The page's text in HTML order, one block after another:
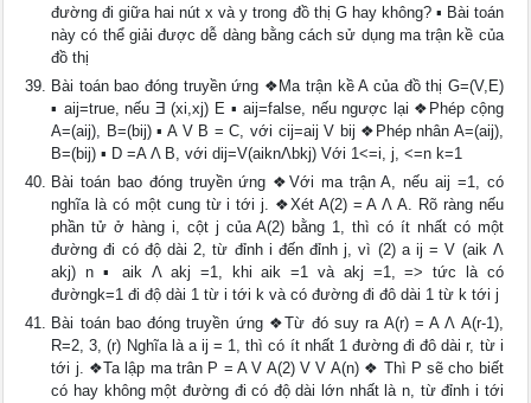
đường đi giữa hai nút x và y trong đồ thị G hay không? ▪ Bài toán
này có thể giải được dễ dàng bằng cách sử dụng ma trận kề của
đồ thị
Bài toán bao đóng truyền ứng ❖Ma trận kề A của đồ thị G=(V,E)
▪ aij=true, nếu Ǝ (xi,xj) E ▪ aij=false, nếu ngược lại ❖Phép cộng
A=(aij), B=(bij) ▪ A V B = C, với cij=aij V bij ❖Phép nhân A=(aij),
B=(bij) ▪ D =A Λ B, với dij=V(aiknΛbkj) Với 1<=i, j, <=n k=1
Bài toán bao đóng truyền ứng ❖Với ma trận A, nếu aij =1, có
nghĩa là có một cung từ i tới j. ❖Xét A(2) = A Λ A. Rõ ràng nếu
phần tử ở hàng i, cột j của A(2) bằng 1, thì có ít nhất có một
đường đi có độ dài 2, từ đỉnh i đến đỉnh j, vì (2) a ij = V (aik Λ
akj) n ▪ aik Λ akj =1, khi aik =1 và akj =1, => tức là có
đườngk=1 đi độ dài 1 từ i tới k và có đường đi đô dài 1 từ k tới j
Bài toán bao đóng truyền ứng ❖Từ đó suy ra A(r) = A Λ A(r-1),
R=2, 3, (r) Nghĩa là a ij = 1, thì có ít nhất 1 đường đi đô dài r, từ i
tới j. ❖Ta lập ma trân P = A V A(2) V V A(n) ❖ Thì P sẽ cho biết
có hay không một đường đi có độ dài lớn nhất là n, từ đỉnh i tới